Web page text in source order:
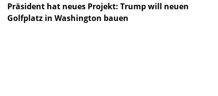
Präsident hat neues Projekt: Trump will neuen
Golfplatz in Washington bauen